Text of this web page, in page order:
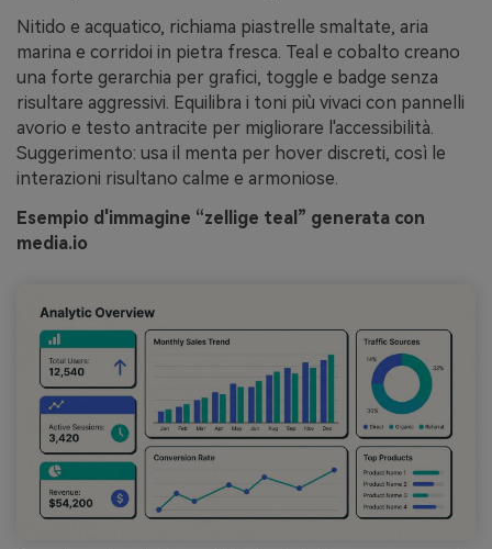
Nitido e acquatico, richiama piastrelle smaltate, aria
marina e corridoi in pietra fresca. Teal e cobalto creano
una forte gerarchia per grafici, toggle e badge senza
risultare aggressivi. Equilibra i toni più vivaci con pannelli
avorio e testo antracite per migliorare l'accessibilità.
Suggerimento: usa il menta per hover discreti, così le
interazioni risultano calme e armoniose.
Esempio d'immagine “zellige teal” generata con
media.io